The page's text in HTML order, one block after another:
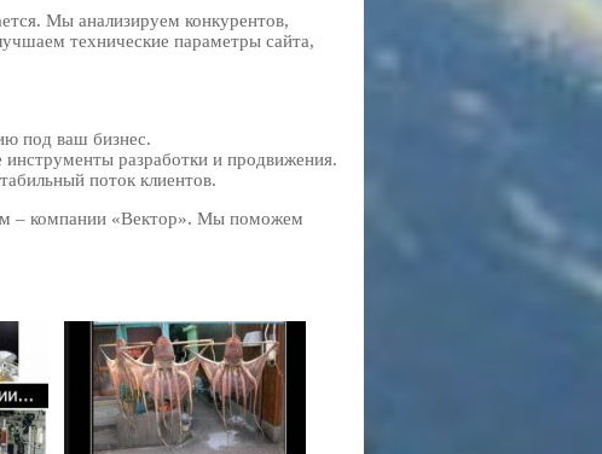
Мы анализируем конкурентов,
технические параметры сайта,
под ваш бизнес.
инструменты разработки и продвижения.
поток клиентов.
– компании «Вектор». Мы поможем